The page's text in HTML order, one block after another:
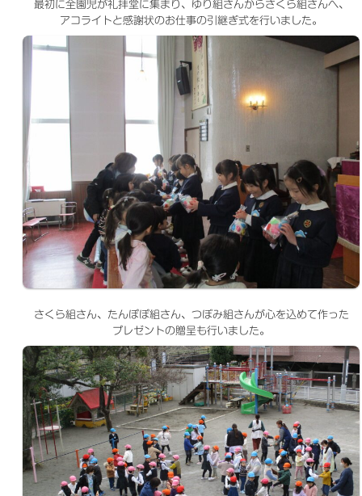
最初に全園児が礼拝堂に集まり、ゆり組さんからさくら組さんへ、
アコライトと感謝状のお仕事の引継ぎ式を行いました。
さくら組さん、たんぽぽ組さん、つぼみ組さんが心を込めて作った
プレゼントの贈呈も行いました。